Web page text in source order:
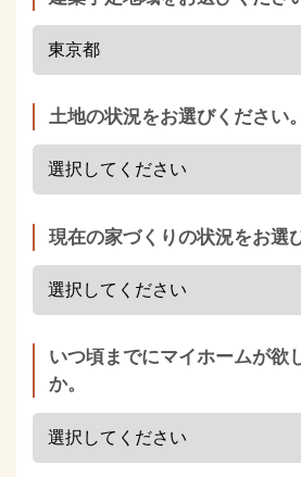
土地の状況をお選びください。
現在の家づくりの状況をお選
いつ頃までにマイホームが欲
か。